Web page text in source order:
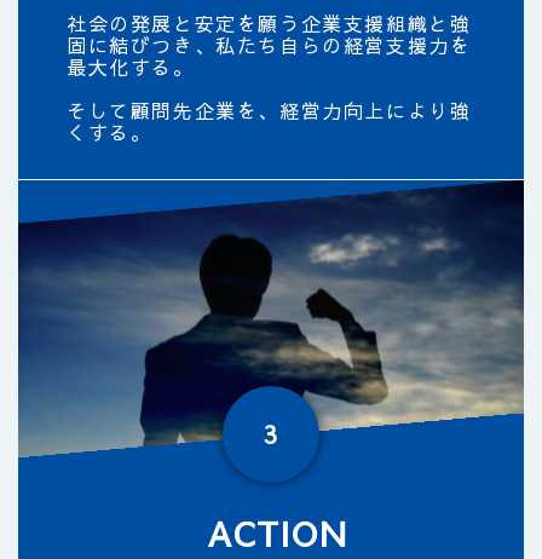
社会の発展と安定を願う企業支援組織と 強
固に結びつき、私たち自らの経営支援力を
最大化する。
そして顧問先企業を、経営力向上により強
くする。
ACTION
3